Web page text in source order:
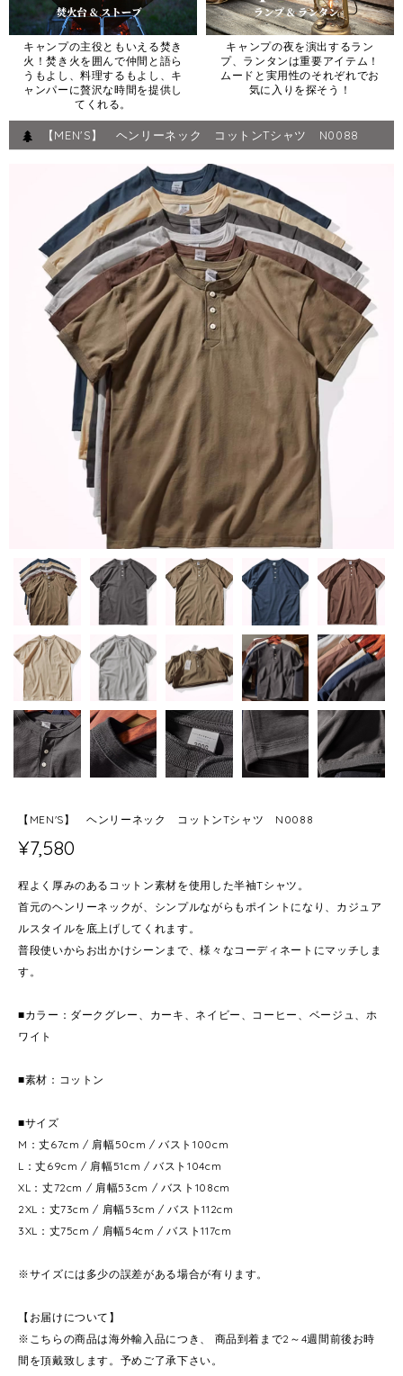
キャンプの主役ともいえる焚き
火！焚き火を囲んで仲間と語ら
うもよし、料理するもよし、キ
ャンパーに贅沢な時間を提供し
てくれる。
キャンプの夜を演出するラン
プ、ランタンは重要アイテム！
ムードと実用性のそれぞれでお
気に入りを探そう！
【MEN'S】 ヘンリーネック コットンTシャツ N0088
【MEN'S】 ヘンリーネック コットンTシャツ N0088
¥7,580
程よく厚みのあるコットン素材を使用した半袖Tシャツ。
首元のヘンリーネックが、シンプルながらもポイントになり、カジュア
ルスタイルを底上げしてくれます。
普段使いからお出かけシーンまで、様々なコーディネートにマッチしま
す。
■カラー：ダークグレー、カーキ、ネイビー、コーヒー、ベージュ、ホ
ワイト
■素材：コットン
■サイズ
M：丈67cm / 肩幅50cm / バスト100cm
L：丈69cm / 肩幅51cm / バスト104cm
XL：丈72cm / 肩幅53cm / バスト108cm
2XL：丈73cm / 肩幅53cm / バスト112cm
3XL：丈75cm / 肩幅54cm / バスト117cm
※サイズには多少の誤差がある場合が有ります。
【お届けについて】
※こちらの商品は海外輸入品につき、 商品到着まで2～4週間前後お時
間を頂戴致します。予めご了承下さい。